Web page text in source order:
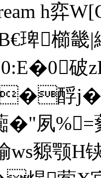
h弈W[O
琕櫛畿|
0:E�0破
夙%=
豲颚H